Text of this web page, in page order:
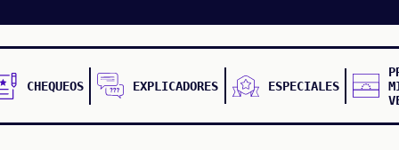
CHEQUEOS EXPLICADORES ESPECIALES